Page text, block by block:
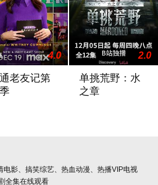
4.0
老友记第
全12集 2.0
单挑荒野：水
之章
电影、搞笑综艺、热血动漫、热播VIP电视
全集在线观看